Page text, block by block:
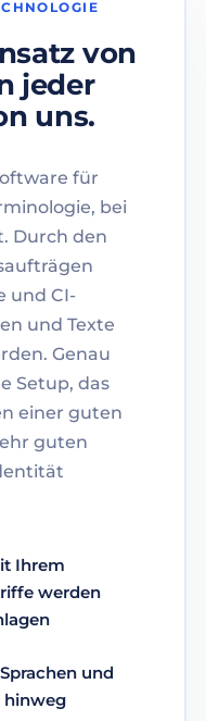
von
jeder
uns.
für
bei
Durch den
und CI-
und Texte
Genau
Setup, das
einer guten
guten
Ihrem
werden
und
hinweg